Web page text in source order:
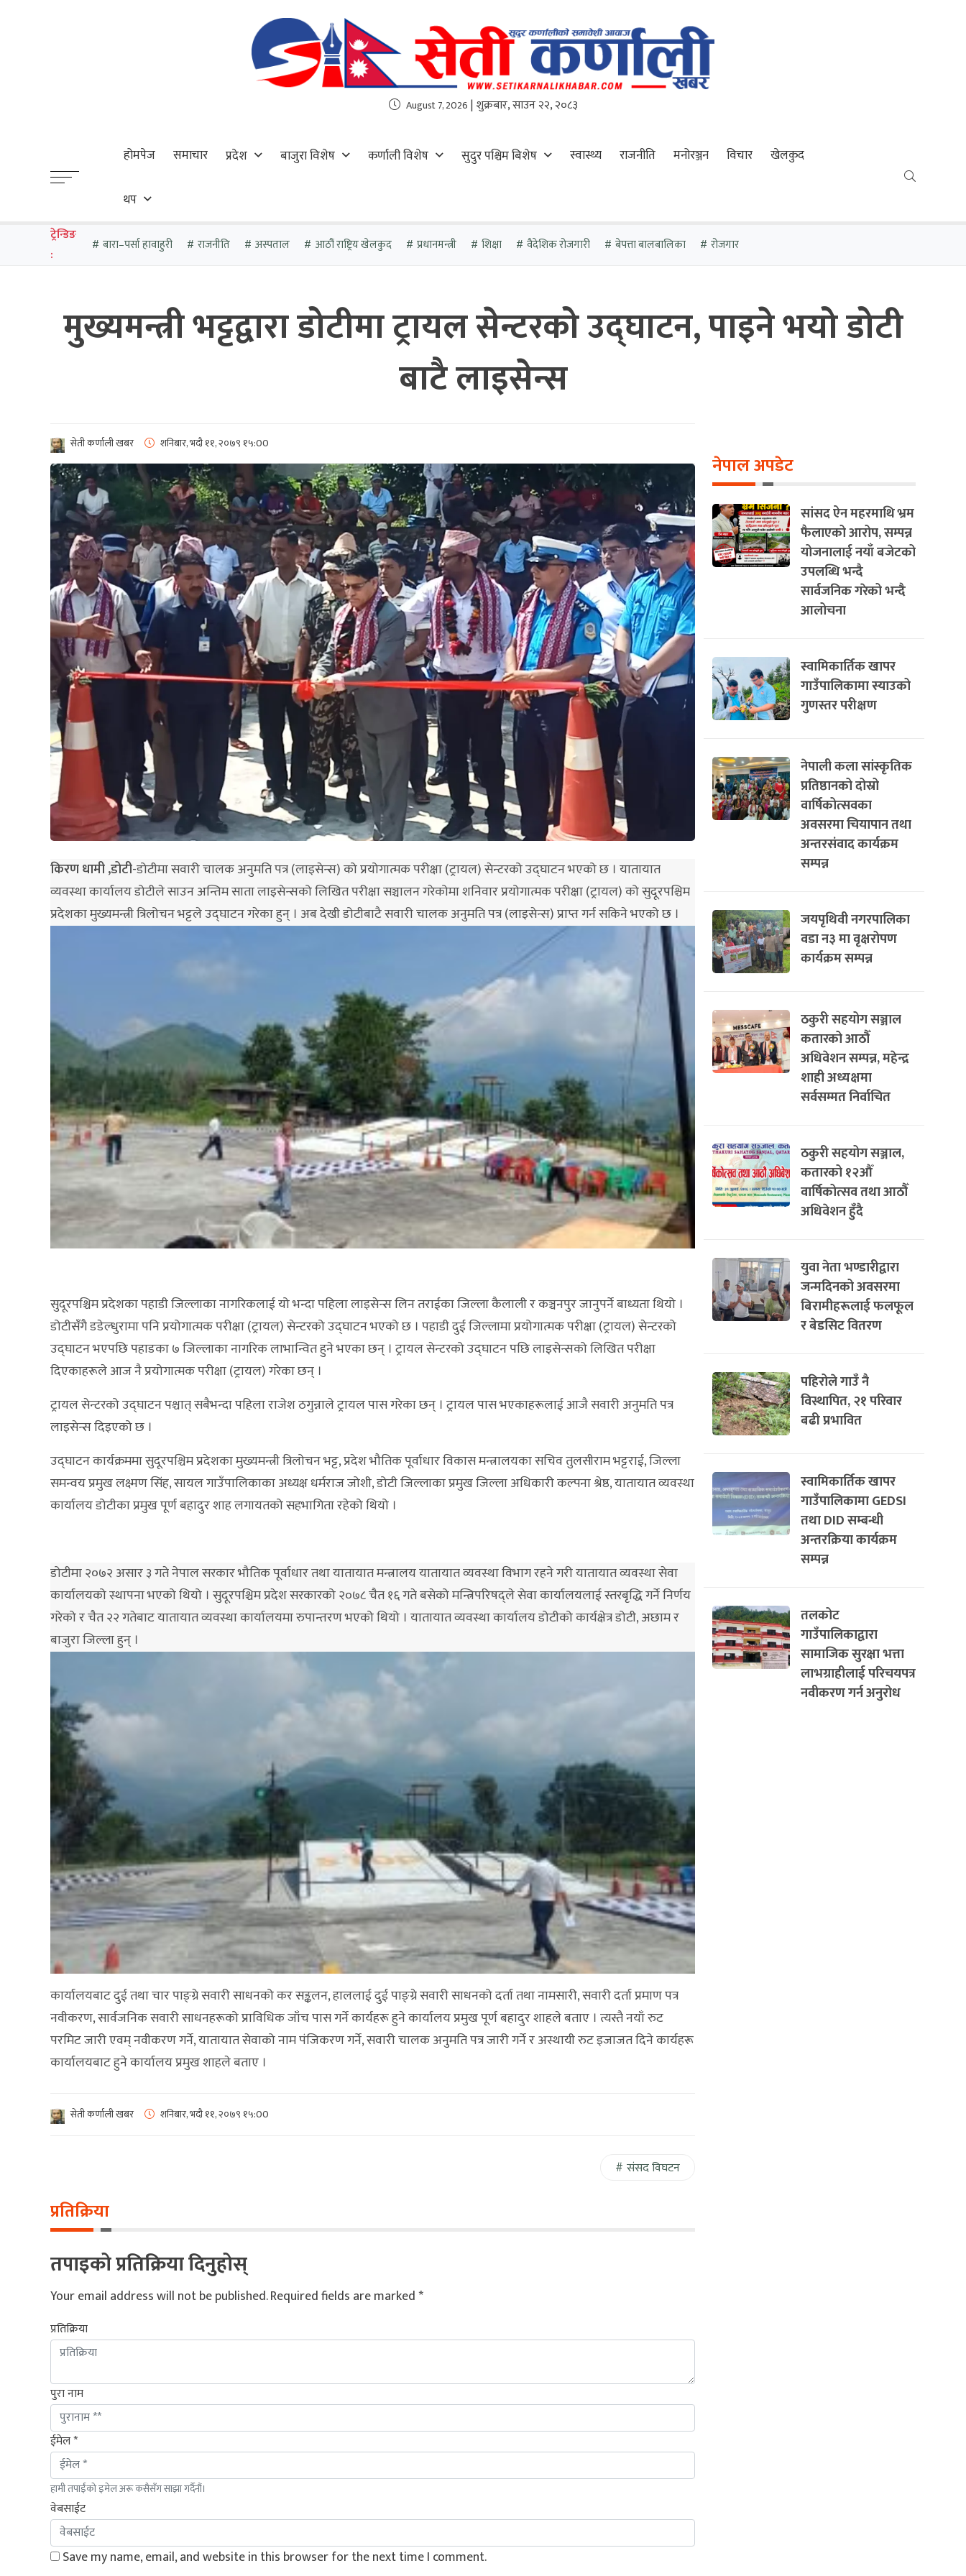
August 7, 2026 | शुक्रबार, साउन २२, २०८३
होमपेज समाचार प्रदेश बाजुरा विशेष कर्णाली विशेष सुदुर पश्चिम बिशेष स्वास्थ्य राजनीति मनोरञ्जन विचार खेलकुद
थप
ट्रेन्डिङ
:
बारा–पर्सा हावाहुरी राजनीति अस्पताल आठौं राष्ट्रिय खेलकुद प्रधानमन्त्री शिक्षा वैदेशिक रोजगारी बेपत्ता बालबालिका रोजगार
मुख्यमन्त्री भट्टद्वारा डोटीमा ट्रायल सेन्टरको उद्घाटन, पाइने भयो डोटी
बाटै लाइसेन्स
सेती कर्णाली खबर शनिबार, भदौ ११, २०७९ १५:00
किरण धामी ,डोटी-डोटीमा सवारी चालक अनुमति पत्र (लाइसेन्स) को प्रयोगात्मक परीक्षा (ट्रायल) सेन्टरको उद्घाटन भएको छ । यातायात
व्यवस्था कार्यालय डोटीले साउन अन्तिम साता लाइसेन्सको लिखित परीक्षा सञ्चालन गरेकोमा शनिवार प्रयोगात्मक परीक्षा (ट्रायल) को सुदूरपश्चिम
प्रदेशका मुख्यमन्त्री त्रिलोचन भट्टले उद्घाटन गरेका हुन् । अब देखी डोटीबाटै सवारी चालक अनुमति पत्र (लाइसेन्स) प्राप्त गर्न सकिने भएको छ ।
सुदूरपश्चिम प्रदेशका पहाडी जिल्लाका नागरिकलाई यो भन्दा पहिला लाइसेन्स लिन तराईका जिल्ला कैलाली र कञ्चनपुर जानुपर्ने बाध्यता थियो ।
डोटीसँगै डडेल्धुरामा पनि प्रयोगात्मक परीक्षा (ट्रायल) सेन्टरको उद्घाटन भएको छ । पहाडी दुई जिल्लामा प्रयोगात्मक परीक्षा (ट्रायल) सेन्टरको
उद्घाटन भएपछि पहाडका ७ जिल्लाका नागरिक लाभान्वित हुने भएका छन् । ट्रायल सेन्टरको उद्घाटन पछि लाइसेन्सको लिखित परीक्षा
दिएकाहरूले आज नै प्रयोगात्मक परीक्षा (ट्रायल) गरेका छन् ।
ट्रायल सेन्टरको उद्घाटन पश्चात् सबैभन्दा पहिला राजेश ठगुन्नाले ट्रायल पास गरेका छन् । ट्रायल पास भएकाहरूलाई आजै सवारी अनुमति पत्र
लाइसेन्स दिइएको छ ।
उद्घाटन कार्यक्रममा सुदूरपश्चिम प्रदेशका मुख्यमन्त्री त्रिलोचन भट्ट, प्रदेश भौतिक पूर्वाधार विकास मन्त्रालयका सचिव तुलसीराम भट्टराई, जिल्ला
समन्वय प्रमुख लक्ष्मण सिंह, सायल गाउँपालिकाका अध्यक्ष धर्मराज जोशी, डोटी जिल्लाका प्रमुख जिल्ला अधिकारी कल्पना श्रेष्ठ, यातायात व्यवस्था
कार्यालय डोटीका प्रमुख पूर्ण बहादुर शाह लगायतको सहभागिता रहेको थियो ।
डोटीमा २०७२ असार ३ गते नेपाल सरकार भौतिक पूर्वाधार तथा यातायात मन्त्रालय यातायात व्यवस्था विभाग रहने गरी यातायात व्यवस्था सेवा
कार्यालयको स्थापना भएको थियो । सुदूरपश्चिम प्रदेश सरकारको २०७८ चैत १६ गते बसेको मन्त्रिपरिषद्ले सेवा कार्यालयलाई स्तरबृद्धि गर्ने निर्णय
गरेको र चैत २२ गतेबाट यातायात व्यवस्था कार्यालयमा रुपान्तरण भएको थियो । यातायात व्यवस्था कार्यालय डोटीको कार्यक्षेत्र डोटी, अछाम र
बाजुरा जिल्ला हुन् ।
कार्यालयबाट दुई तथा चार पाङ्ग्रे सवारी साधनको कर सङ्कलन, हाललाई दुई पाङ्ग्रे सवारी साधनको दर्ता तथा नामसारी, सवारी दर्ता प्रमाण पत्र
नवीकरण, सार्वजनिक सवारी साधनहरूको प्राविधिक जाँच पास गर्ने कार्यहरू हुने कार्यालय प्रमुख पूर्ण बहादुर शाहले बताए । त्यस्तै नयाँ रुट
परमिट जारी एवम् नवीकरण गर्ने, यातायात सेवाको नाम पंजिकरण गर्ने, सवारी चालक अनुमति पत्र जारी गर्ने र अस्थायी रुट इजाजत दिने कार्यहरू
कार्यालयबाट हुने कार्यालय प्रमुख शाहले बताए ।
सेती कर्णाली खबर शनिबार, भदौ ११, २०७९ १५:00
संसद विघटन
प्रतिक्रिया
तपाइको प्रतिक्रिया दिनुहोस्
Your email address will not be published.Required fields are marked*
प्रतिक्रिया
पुरा नाम
ईमेल *
हामी तपाईंको इमेल अरू कसैसँग साझा गर्दैनौं।
वेबसाईट
Save my name, email, and website in this browser for the next time I comment.
नेपाल अपडेट
सांसद ऐन महरमाथि भ्रम
फैलाएको आरोप, सम्पन्न
योजनालाई नयाँ बजेटको
उपलब्धि भन्दै
सार्वजनिक गरेको भन्दै
आलोचना
स्वामिकार्तिक खापर
गाउँपालिकामा स्याउको
गुणस्तर परीक्षण
नेपाली कला सांस्कृतिक
प्रतिष्ठानको दोस्रो
वार्षिकोत्सवका
अवसरमा चियापान तथा
अन्तरसंवाद कार्यक्रम
सम्पन्न
जयपृथिवी नगरपालिका
वडा न३ मा वृक्षरोपण
कार्यक्रम सम्पन्न
ठकुरी सहयोग सञ्जाल
कतारको आठौँ
अधिवेशन सम्पन्न, महेन्द्र
शाही अध्यक्षमा
सर्वसम्मत निर्वाचित
ठकुरी सहयोग सञ्जाल,
कतारको १२औँ
वार्षिकोत्सव तथा आठौँ
अधिवेशन हुँदै
युवा नेता भण्डारीद्वारा
जन्मदिनको अवसरमा
बिरामीहरूलाई फलफूल
र बेडसिट वितरण
पहिरोले गाउँ नै
विस्थापित, २१ परिवार
बढी प्रभावित
स्वामिकार्तिक खापर
गाउँपालिकामा GEDSI
तथा DID सम्बन्धी
अन्तरक्रिया कार्यक्रम
सम्पन्न
तलकोट
गाउँपालिकाद्वारा
सामाजिक सुरक्षा भत्ता
लाभग्राहीलाई परिचयपत्र
नवीकरण गर्न अनुरोध